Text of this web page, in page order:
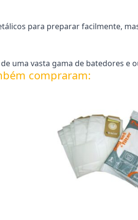
para preparar facilmente,
uma vasta gama de batedores
compraram: